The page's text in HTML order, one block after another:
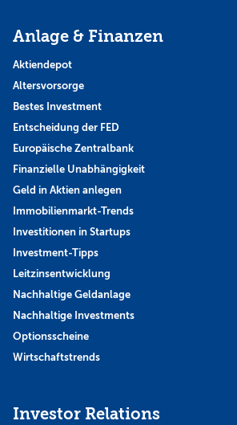
Anlage & Finanzen
Aktiendepot
Altersvorsorge
Bestes Investment
Entscheidung der FED
Europäische Zentralbank
Finanzielle Unabhängigkeit
Geld in Aktien anlegen
Immobilienmarkt-Trends
Investitionen in Startups
Investment-Tipps
Leitzinsentwicklung
Nachhaltige Geldanlage
Nachhaltige Investments
Optionsscheine
Wirtschaftstrends
Investor Relations